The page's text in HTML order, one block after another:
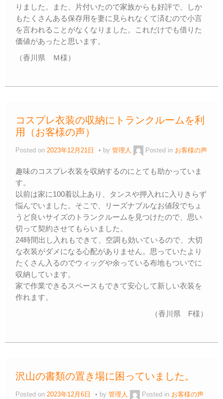
りました。また、片付いたので家族からも好評で、しか
もたくさんある保存用を妻に見られなくて済むので小言
を言われることがなくなりました。これだけでも借りた
価値があったと思います。
（香川県 Ｍ様）
コスプレ衣装の収納にトランクルームを利
用（お客様の声）
Posted on 2023年12月21日 by 管理人 Posted in お客様の声
趣味のコスプレ衣装を収納するのにとても助かっていま
す。
以前は家に100着以上あり、タンスや押入れに入りきらず
悩んでいました。そこで、リーズナブルなお値段でちょ
うど良いサイズのトランクルームを見つけたので、思い
切って契約させてもらいました。
24時間出し入れもできて、空調も効いているので、大切
な衣装がダメになる心配がありません。思っていたより
たくさん入るのでウィッグや余っている布地もついでに
収納しています。
家で作業できるスペースもできて安心して新しい衣装を
作れます。
（香川県 F様）
沢山の書類の置き場に困っていました。
Posted on 2023年12月6日 by 管理人 Posted in お客様の声